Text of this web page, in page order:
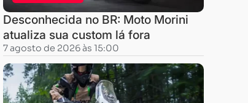
Desconhecida no BR: Moto Morini
atualiza sua custom lá fora
7 agosto de 2026 às 15:00